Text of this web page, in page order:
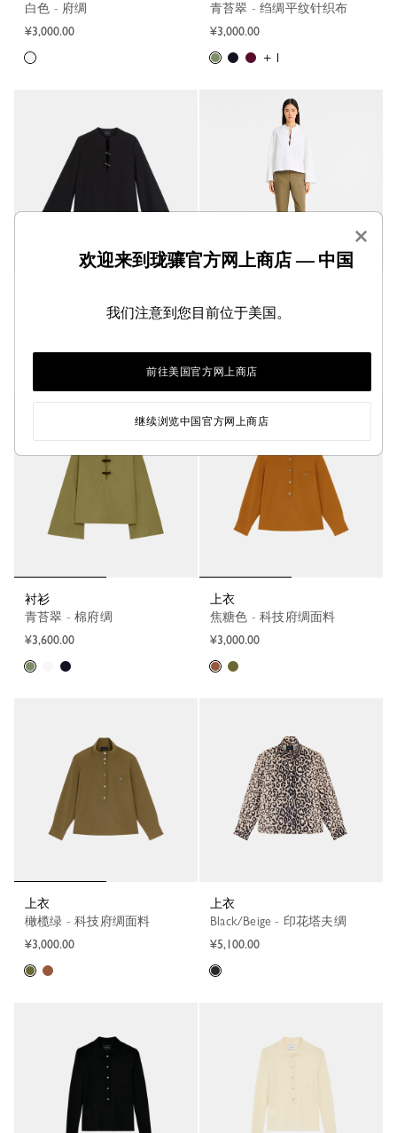
白色 - 府绸
¥3,000.00
青苔翠 - 绉绸平纹针织布
¥3,000.00
+ 1
白色 - 棉府绸
衬衫
青苔翠 - 棉府绸
¥3,600.00
上衣
焦糖色 - 科技府绸面料
¥3,000.00
上衣
橄榄绿 - 科技府绸面料
¥3,000.00
上衣
Black/Beige - 印花塔夫绸
¥5,100.00
×
欢迎来到珑骧官方网上商店 — 中国
我们注意到您目前位于美国。
前往美国官方网上商店
继续浏览中国官方网上商店